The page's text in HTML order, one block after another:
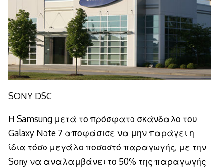
SONY DSC
Η Samsung μετά το πρόσφατο σκάνδαλο του
Galaxy Note 7 αποφάσισε να μην παράγει η
ίδια τόσο μεγάλο ποσοστό παραγωγής, με την
Sony να αναλαμβάνει το 50% της παραγωγής